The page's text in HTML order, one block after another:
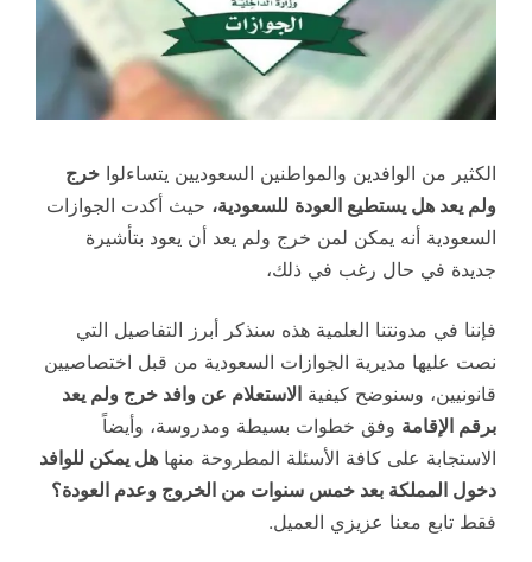
الكثير من الوافدين والمواطنين السعوديين يتساءلوا خرج
ولم يعد هل يستطيع العودة للسعودية، حيث أكدت الجوازات
السعودية أنه يمكن لمن خرج ولم يعد أن يعود بتأشيرة
جديدة في حال رغب في ذلك،
فإننا في مدونتنا العلمية هذه سنذكر أبرز التفاصيل التي
نصت عليها مديرية الجوازات السعودية من قبل اختصاصيين
قانونيين، وسنوضح كيفية الاستعلام عن وافد خرج ولم يعد
برقم الإقامة وفق خطوات بسيطة ومدروسة، وأيضاً
الاستجابة على كافة الأسئلة المطروحة منها هل يمكن للوافد
دخول المملكة بعد خمس سنوات من الخروج وعدم العودة؟
فقط تابع معنا عزيزي العميل.